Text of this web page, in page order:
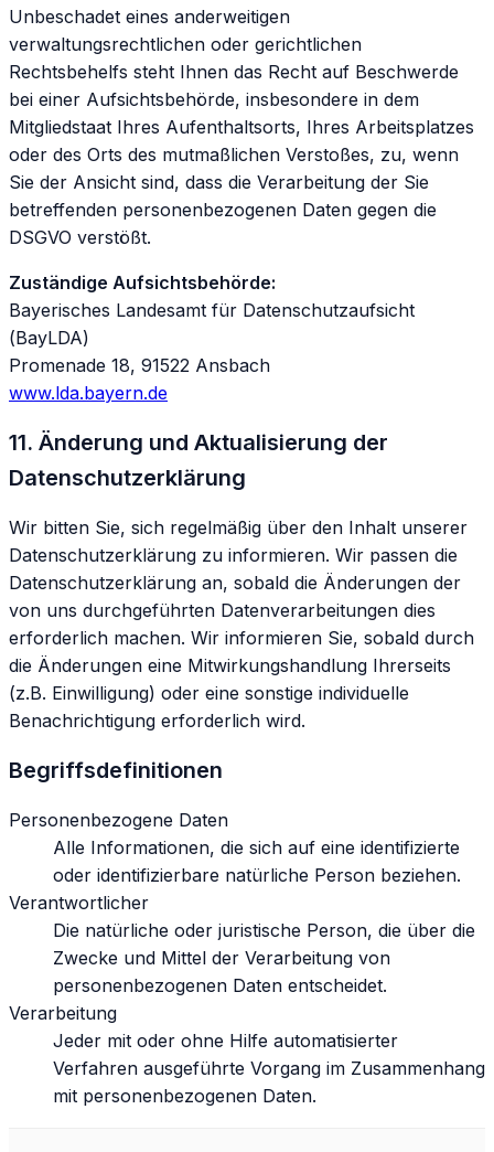
Unbeschadet eines anderweitigen
verwaltungsrechtlichen oder gerichtlichen
Rechtsbehelfs steht Ihnen das Recht auf Beschwerde
bei einer Aufsichtsbehörde, insbesondere in dem
Mitgliedstaat Ihres Aufenthaltsorts, Ihres Arbeitsplatzes
oder des Orts des mutmaßlichen Verstoßes, zu, wenn
Sie der Ansicht sind, dass die Verarbeitung der Sie
betreffenden personenbezogenen Daten gegen die
DSGVO verstößt.
Zuständige Aufsichtsbehörde:
Bayerisches Landesamt für Datenschutzaufsicht
(BayLDA)
Promenade 18, 91522 Ansbach
www.lda.bayern.de
11. Änderung und Aktualisierung der
Datenschutzerklärung
Wir bitten Sie, sich regelmäßig über den Inhalt unserer
Datenschutzerklärung zu informieren. Wir passen die
Datenschutzerklärung an, sobald die Änderungen der
von uns durchgeführten Datenverarbeitungen dies
erforderlich machen. Wir informieren Sie, sobald durch
die Änderungen eine Mitwirkungshandlung Ihrerseits
(z.B. Einwilligung) oder eine sonstige individuelle
Benachrichtigung erforderlich wird.
Begriffsdefinitionen
Personenbezogene Daten
Alle Informationen, die sich auf eine identifizierte
oder identifizierbare natürliche Person beziehen.
Verantwortlicher
Die natürliche oder juristische Person, die über die
Zwecke und Mittel der Verarbeitung von
personenbezogenen Daten entscheidet.
Verarbeitung
Jeder mit oder ohne Hilfe automatisierter
Verfahren ausgeführte Vorgang im Zusammenhang
mit personenbezogenen Daten.